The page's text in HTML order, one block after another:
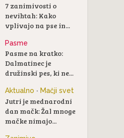
7 zanimivosti o
nevihtah: Kako
vplivajo na pse in...
Pasme
Pasme na kratko:
Dalmatinec je
družinski pes, ki ne...
Aktualno • Mačji svet
Jutri je mednarodni
dan mačk: Žal mnoge
mačke nimajo...